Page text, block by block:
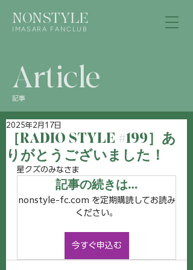
NONSTYLE
IMASARA FANCLUB
Article
記事
［RADIO STYLE #199］あ
りがとうございました！
2025年2月17日
星クズのみなさま
記事の続きは…
nonstyle-fc.com を定期購読してお読み
ください。
今すぐ申込む